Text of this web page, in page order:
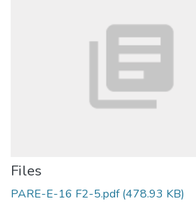
Files
PARE-E-16 F2-5.pdf(478.93 KB)